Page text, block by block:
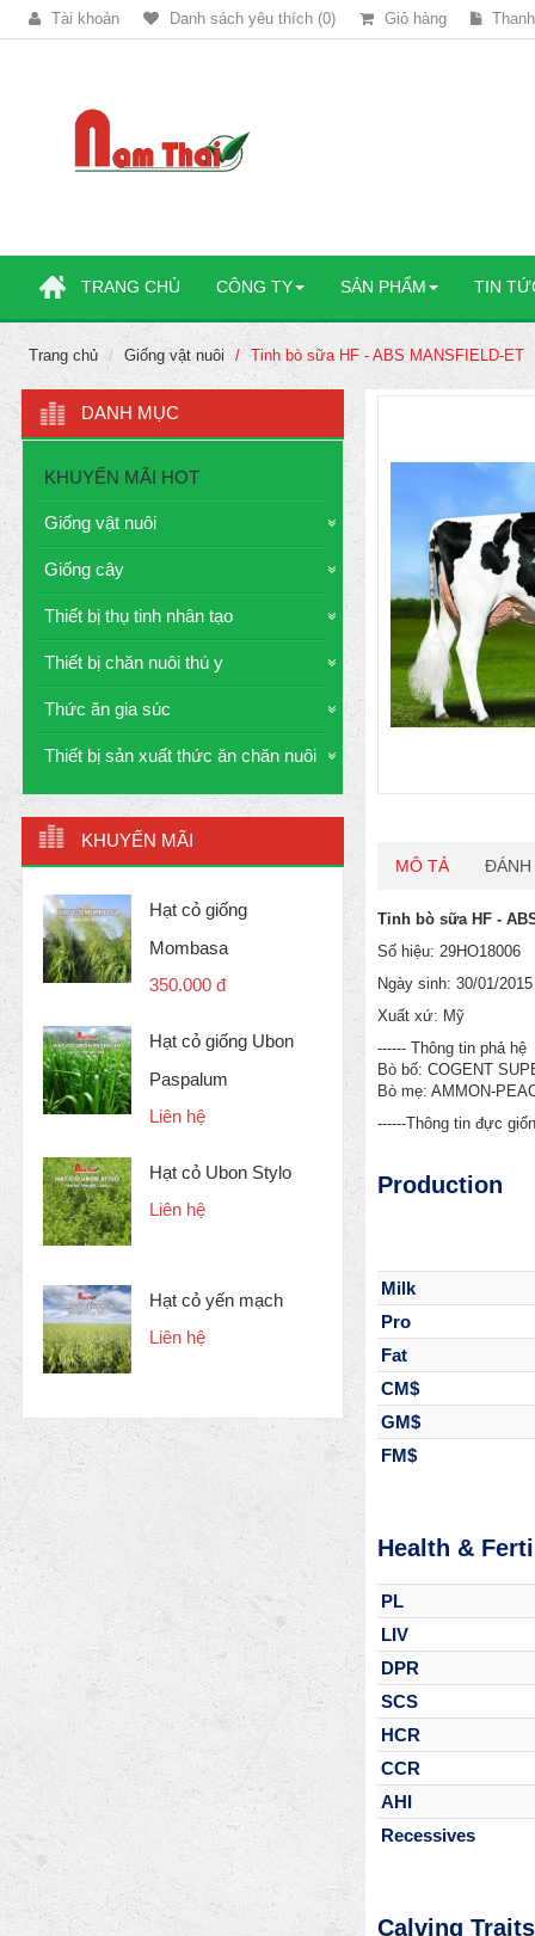
Tài khoản Danh sách yêu thích (0) Giỏ hàng
TRANG CHỦ CÔNG TY SẢN PHẨM TIN
Trang chủ Giống vật nuôi Tinh bò sữa HF - ABS MANSFIELD-ET
DANH MỤC
KHUYẾN MÃI HOT
Giống vật nuôi
Giống cây
Thiết bị thụ tinh nhân tạo
Thiết bị chăn nuôi thú y
Thức ăn gia súc
Thiết bị sản xuất thức ăn chăn nuôi
KHUYẾN MÃI
Hạt cỏ giống
Mombasa
350.000 đ
Hạt cỏ giống Ubon
Paspalum
Liên hệ
Hạt cỏ Ubon Stylo
Liên hệ
Hạt cỏ yến mạch
Liên hệ
MÔ TẢ ĐÁNH
Tinh bò sữa HF -
Số hiệu: 29HO18006
Ngày sinh: 30/01/2015
Xuất xứ: Mỹ
------ Thông tin phả hệ
Bò bố: COGENT
Bò mẹ: AMMON-
------Thông tin đực
Production
Milk
Pro
Fat
CM$
GM$
FM$
Health &
PL
LIV
DPR
SCS
HCR
CCR
AHI
Recessives
Calving Traits